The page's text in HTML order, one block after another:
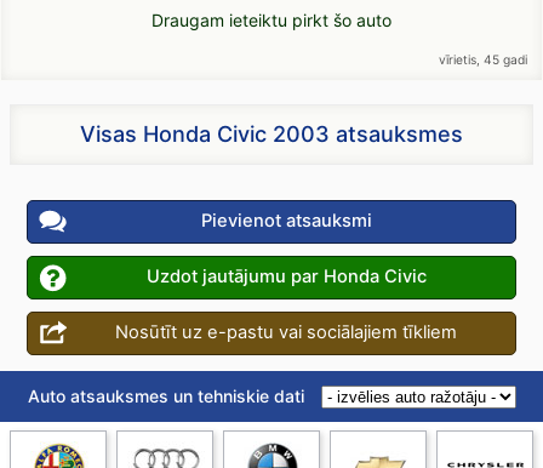
Draugam ieteiktu pirkt šo auto
vīrietis, 45 gadi
Visas Honda Civic 2003 atsauksmes
Pievienot atsauksmi
Uzdot jautājumu par Honda Civic
Nosūtīt uz e-pastu vai sociālajiem tīkliem
Auto atsauksmes un tehniskie dati